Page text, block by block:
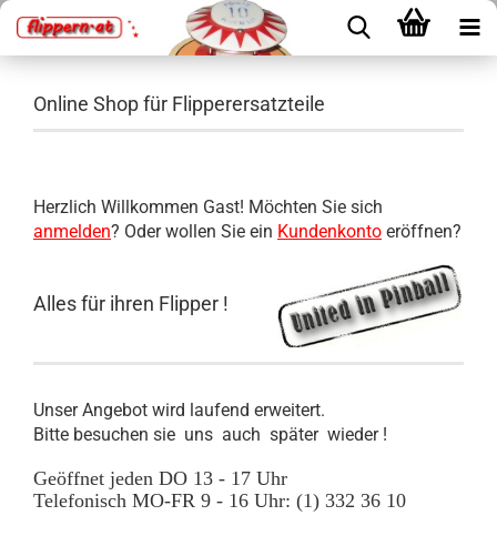
Online Shop für Flipperersatzteile
Herzlich Willkommen Gast! Möchten Sie sich
anmelden? Oder wollen Sie ein Kundenkonto eröffnen?
Alles für ihren Flipper !
Unser Angebot wird laufend erweitert.
Bitte besuchen sie uns auch später wieder !
Geöffnet jeden DO 13 - 17 Uhr
Telefonisch MO-FR 9 - 16 Uhr: (1) 332 36 10